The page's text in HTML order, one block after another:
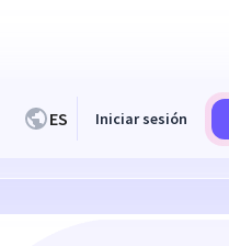
ES Iniciar sesión